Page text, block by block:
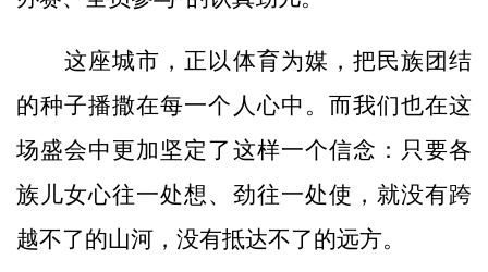
这座城市，正以体育为媒，把民族团结
的种子播撒在每一个人心中。而我们也在这
场盛会中更加坚定了这样一个信念：只要各
族儿女心往一处想、劲往一处使，就没有跨
越不了的山河，没有抵达不了的远方。